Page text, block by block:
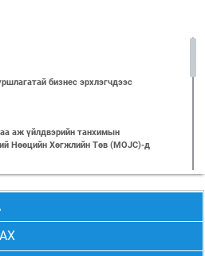
бизнес эрхлэгчдээс
аж үйлдвэрийн танхимын
Нөөцийн Хөгжлийн Төв (MOJC)-д
семинарын бүртгэл эхэллээ
сургалт